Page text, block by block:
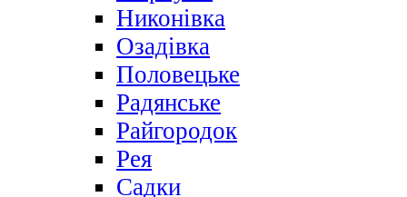
Никонівка
Озадівка
Половецьке
Радянське
Райгородок
Рея
Садки